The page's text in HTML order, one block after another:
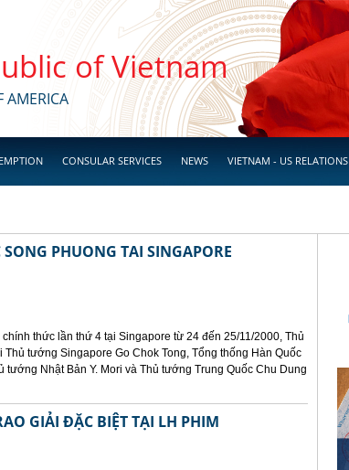
of Vietnam
AMERICA
CONSULAR SERVICES NEWS VIETNAM - US RELATIONS
PHUONG TAI SINGAPORE
thức lần thứ 4 tại Singapore từ 24 đến 25/11/2000, Thủ
tướng Singapore Go Chok Tong, Tổng thống Hàn Quốc
Nhật Bản Y. Mori và Thủ tướng Trung Quốc Chu Dung
GIẢI ĐẶC BIỆT TẠI LH PHIM